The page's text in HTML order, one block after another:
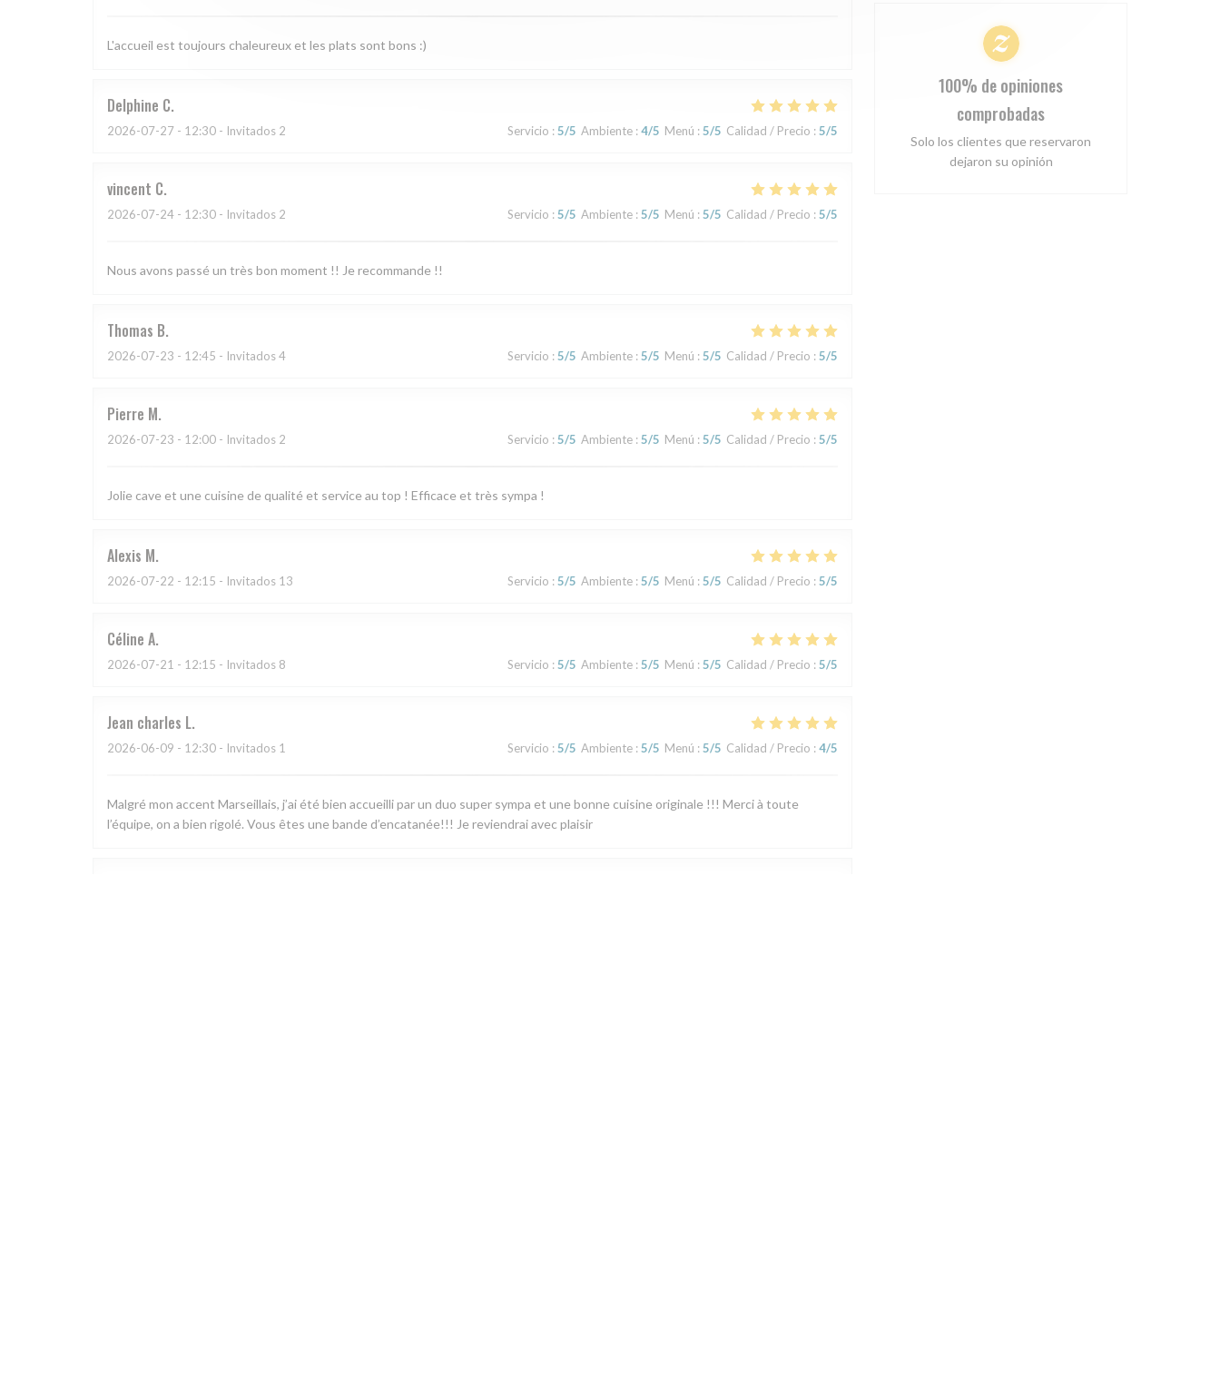
L'accueil est toujours chaleureux et les plats sont bons :)
Delphine C
2026-07-27 - 12:30 - Invitados 2 Servicio : 5/5 Ambiente : 4/5 Menú : 5/5 Calidad / Precio : 5/5
vincent C
2026-07-24 - 12:30 - Invitados 2 Servicio : 5/5 Ambiente : 5/5 Menú : 5/5 Calidad / Precio : 5/5
Nous avons passé un très bon moment !! Je recommande !!
Thomas B
2026-07-23 - 12:45 - Invitados 4 Servicio : 5/5 Ambiente : 5/5 Menú : 5/5 Calidad / Precio : 5/5
Pierre M
2026-07-23 - 12:00 - Invitados 2 Servicio : 5/5 Ambiente : 5/5 Menú : 5/5 Calidad / Precio : 5/5
Jolie cave et une cuisine de qualité et service au top ! Efficace et très sympa !
Alexis M
2026-07-22 - 12:15 - Invitados 13 Servicio : 5/5 Ambiente : 5/5 Menú : 5/5 Calidad / Precio : 5/5
Céline A
2026-07-21 - 12:15 - Invitados 8 Servicio : 5/5 Ambiente : 5/5 Menú : 5/5 Calidad / Precio : 5/5
Jean charles L
2026-06-09 - 12:30 - Invitados 1 Servicio : 5/5 Ambiente : 5/5 Menú : 5/5 Calidad / Precio : 4/5
Malgré mon accent Marseillais, j’ai été bien accueilli par un duo super sympa et une bonne cuisine originale !!! Merci à toute
l’équipe, on a bien rigolé. Vous êtes une bande d’encatanée!!! Je reviendrai avec plaisir
100% de opiniones
comprobadas
Solo los clientes que reservaron
dejaron su opinión